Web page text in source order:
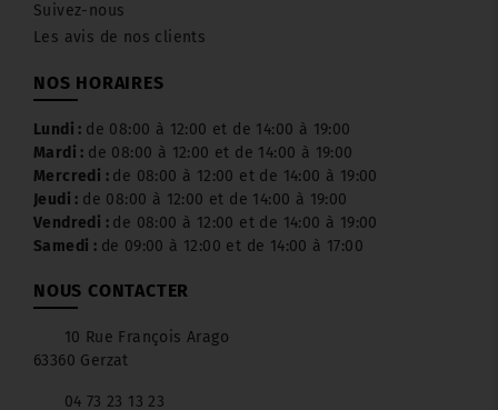
Suivez-nous
Les avis de nos clients
NOS HORAIRES
Lundi : de 08:00 à 12:00 et de 14:00 à 19:00
Mardi : de 08:00 à 12:00 et de 14:00 à 19:00
Mercredi : de 08:00 à 12:00 et de 14:00 à 19:00
Jeudi : de 08:00 à 12:00 et de 14:00 à 19:00
Vendredi : de 08:00 à 12:00 et de 14:00 à 19:00
Samedi : de 09:00 à 12:00 et de 14:00 à 17:00
NOUS CONTACTER
10 Rue François Arago
63360 Gerzat
04 73 23 13 23